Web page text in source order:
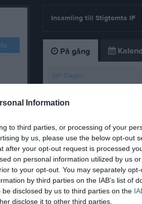
Information
to third parties, or processing of your
by us, please use the below opt-out
after your opt-out request is processed
on personal information utilized by us
to your opt-out. You may separately
by third parties on the IAB’s list of
disclosed by us to third parties on the
disclose it to other third parties.
Insamling till Stigtomta IF
På gång
SIF Dagen
Träning
Träning